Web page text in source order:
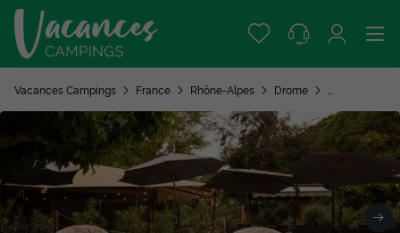
Vacances Campings France Rhône-Alpes Drome